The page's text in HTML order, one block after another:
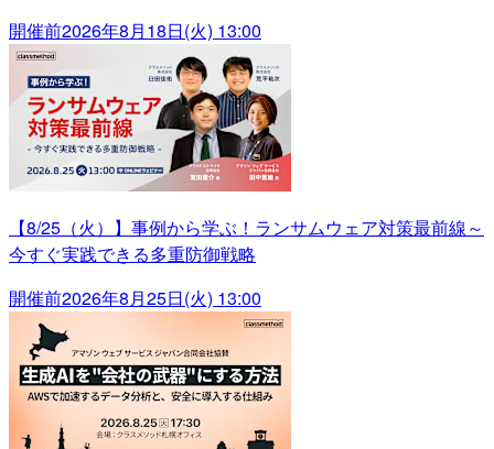
開催前2026年8月18日(火) 13:00
【8/25（火）】事例から学ぶ！ランサムウェア対策最前線～
今すぐ実践できる多重防御戦略
開催前2026年8月25日(火) 13:00